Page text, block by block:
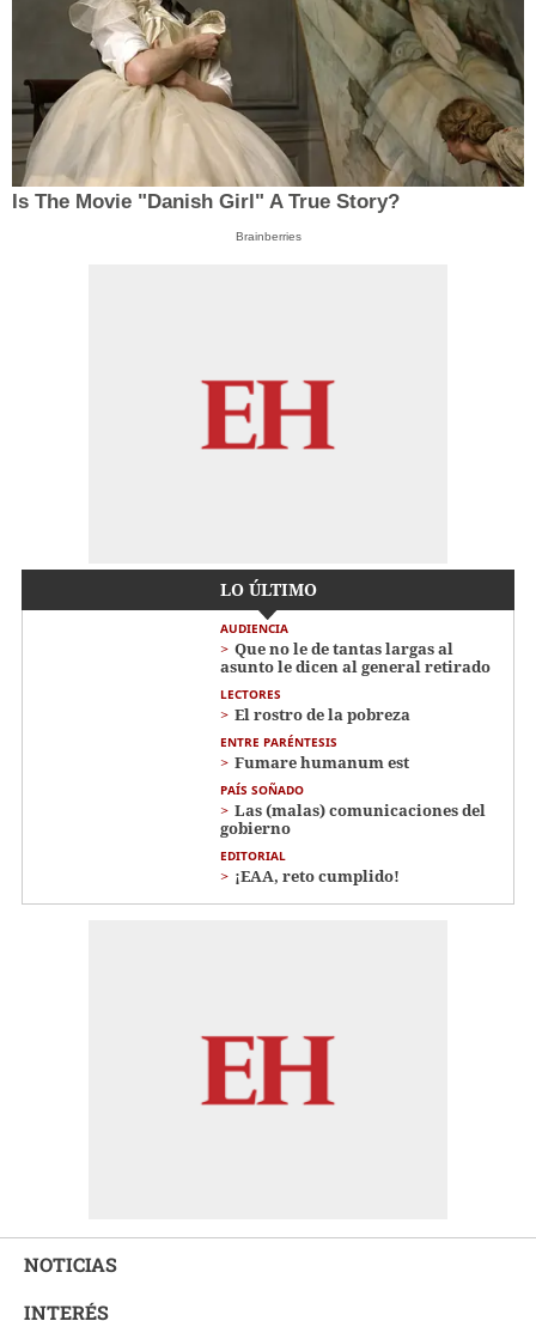
Is The Movie "Danish Girl" A True Story?
Brainberries
LO ÚLTIMO
AUDIENCIA
Que no le de tantas largas al
asunto le dicen al general retirado
LECTORES
El rostro de la pobreza
ENTRE PARÉNTESIS
Fumare humanum est
PAÍS SOÑADO
Las (malas) comunicaciones del
gobierno
EDITORIAL
¡EAA, reto cumplido!
NOTICIAS
INTERÉS